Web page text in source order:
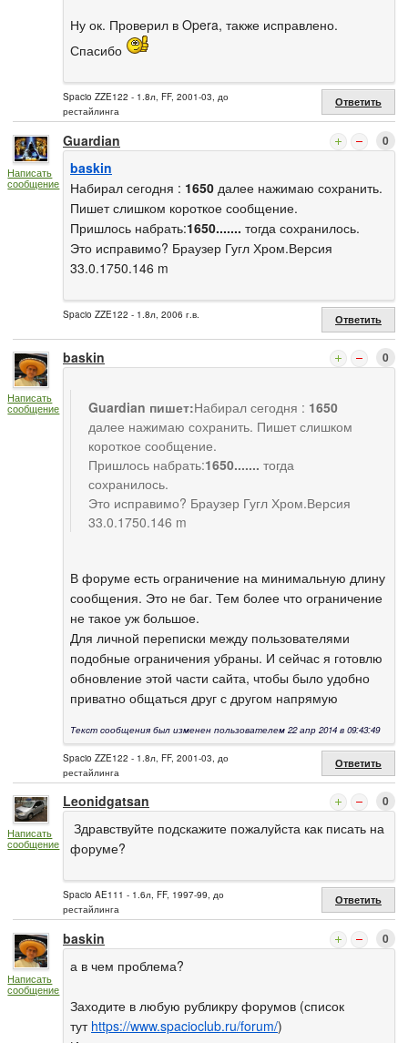
Ну ок. Проверил в Opera, также исправлено.
Спасибо
Spacio ZZE122 - 1.8л, FF, 2001-03, до
рестайлинга
Ответить
Написать
сообщение
Guardian 0
baskin
Набирал сегодня : 1650 далее нажимаю сохранить.
Пишет слишком короткое сообщение.
Пришлось набрать:1650....... тогда сохранилось.
Это исправимо? Браузер Гугл Хром.Версия
33.0.1750.146 m
Spacio ZZE122 - 1.8л, 2006 г.в. Ответить
Написать
сообщение
baskin 0
Guardian пишет:Набирал сегодня : 1650
далее нажимаю сохранить. Пишет слишком
короткое сообщение.
Пришлось набрать:1650....... тогда
сохранилось.
Это исправимо? Браузер Гугл Хром.Версия
33.0.1750.146 m
В форуме есть ограничение на минимальную длину
сообщения. Это не баг. Тем более что ограничение
не такое уж большое.
Для личной переписки между пользователями
подобные ограничения убраны. И сейчас я готовлю
обновление этой части сайта, чтобы было удобно
приватно общаться друг с другом напрямую
Текст сообщения был изменен пользователем 22 апр 2014 в 09:43:49
Spacio ZZE122 - 1.8л, FF, 2001-03, до
рестайлинга
Ответить
Написать
сообщение
Leonidgatsan 0
Здравствуйте подскажите пожалуйста как писать на
форуме?
Spacio AE111 - 1.6л, FF, 1997-99, до
рестайлинга
Ответить
Написать
сообщение
baskin 0
а в чем проблема?
Заходите в любую рубликру форумов (список
тут https://www.spacioclub.ru/forum/)